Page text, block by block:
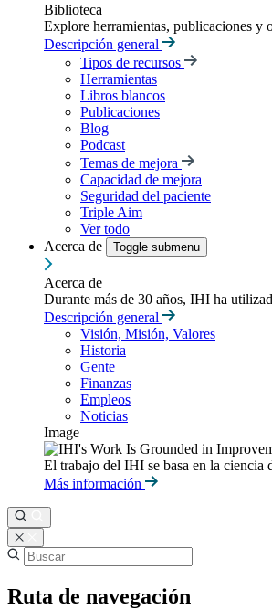
Biblioteca
Explore herramientas, publicaciones y
Descripción general
Tipos de recursos
Herramientas
Libros blancos
Publicaciones
Blog
Podcast
Temas de mejora
Capacidad de mejora
Seguridad del paciente
Triple Aim
Ver todo
Acerca de
Toggle submenu
Acerca de
Durante más de 30 años, IHI ha
Descripción general
Visión, Misión, Valores
Historia
Gente
Finanzas
Empleos
Noticias
Image
El trabajo del IHI se basa en la ciencia
Más información
Ruta de navegación